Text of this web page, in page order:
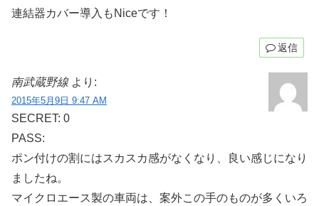
連結器カバー導入もNiceです！
返信
南武蔵野線 より:
2015年5月9日 9:47 AM
SECRET: 0
PASS:
ポン付けの割にはスカスカ感がなくなり、良い感じになり
ましたね。
マイクロエース製の車両は、案外この手のものが多くいろ